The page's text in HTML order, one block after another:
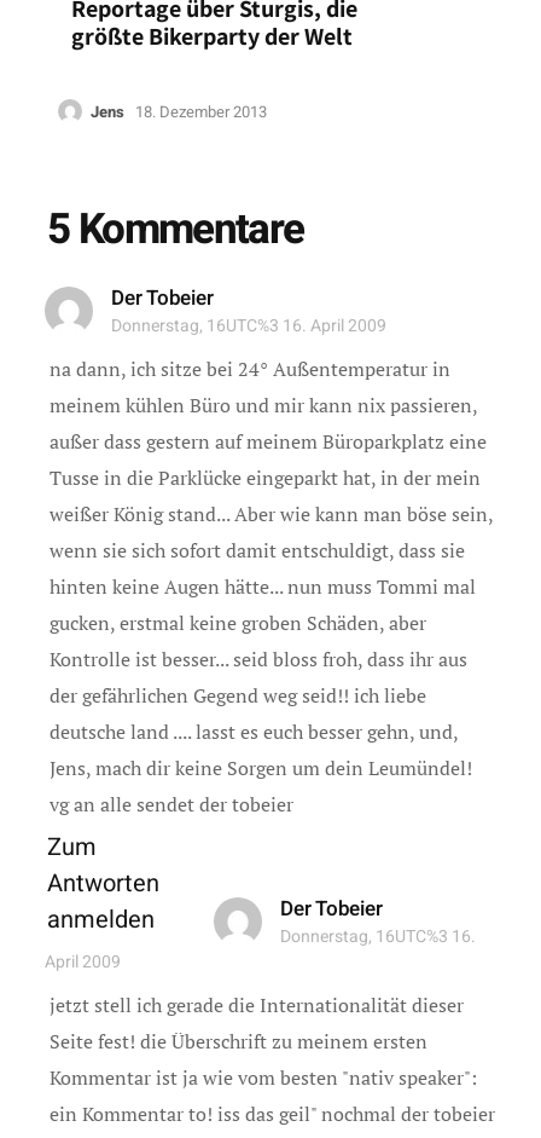
Reportage über Sturgis, die
größte Bikerparty der Welt
Jens 18. Dezember 2013
5 Kommentare
Der Tobeier
Donnerstag, 16UTC%3 16. April 2009
na dann, ich sitze bei 24° Außentemperatur in
meinem kühlen Büro und mir kann nix passieren,
außer dass gestern auf meinem Büroparkplatz eine
Tusse in die Parklücke eingeparkt hat, in der mein
weißer König stand... Aber wie kann man böse sein,
wenn sie sich sofort damit entschuldigt, dass sie
hinten keine Augen hätte... nun muss Tommi mal
gucken, erstmal keine groben Schäden, aber
Kontrolle ist besser... seid bloss froh, dass ihr aus
der gefährlichen Gegend weg seid!! ich liebe
deutsche land .... lasst es euch besser gehn, und,
Jens, mach dir keine Sorgen um dein Leumündel!
vg an alle sendet der tobeier
Zum
Antworten
anmelden
Der Tobeier
Donnerstag, 16UTC%3 16.
April 2009
jetzt stell ich gerade die Internationalität dieser
Seite fest! die Überschrift zu meinem ersten
Kommentar ist ja wie vom besten "nativ speaker":
ein Kommentar to! iss das geil" nochmal der tobeier